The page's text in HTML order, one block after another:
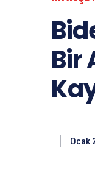
Bir
Ocak